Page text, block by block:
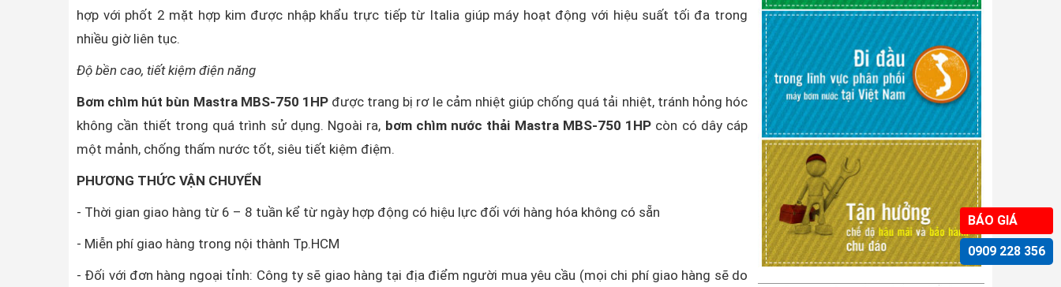
BÁO GIÁ
0909 228 356
hợp với phốt 2 mặt hợp kim được nhập khẩu trực tiếp từ Italia giúp máy hoạt động với hiệu suất tối đa trong
nhiều giờ liên tục.
Độ bền cao, tiết kiệm điện năng
Bơm chìm hút bùn Mastra MBS-750 1HPđược trang bị rơ le cảm nhiệt giúp chống quá tải nhiệt, tránh hỏng hóc
không cần thiết trong quá trình sử dụng. Ngoài ra, bơm chìm nước thải Mastra MBS-750 1HP còn có dây cáp
một mảnh, chống thấm nước tốt, siêu tiết kiệm điệm.
PHƯƠNG THỨC VẬN CHUYỂN
- Thời gian giao hàng từ 6 – 8 tuần kể từ ngày hợp động có hiệu lực đối với hàng hóa không có sẵn
- Miễn phí giao hàng trong nội thành Tp.HCM
- Đối với đơn hàng ngoại tỉnh: Công ty sẽ giao hàng tại địa điểm người mua yêu cầu (mọi chi phí giao hàng sẽ do